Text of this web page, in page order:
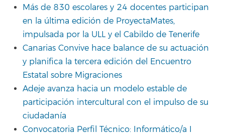
Más de 830 escolares y 24 docentes participan
en la última edición de ProyectaMates,
impulsada por la ULL y el Cabildo de Tenerife
Canarias Convive hace balance de su actuación
y planifica la tercera edición del Encuentro
Estatal sobre Migraciones
Adeje avanza hacia un modelo estable de
participación intercultural con el impulso de su
ciudadanía
Convocatoria Perfil Técnico: Informático/a I